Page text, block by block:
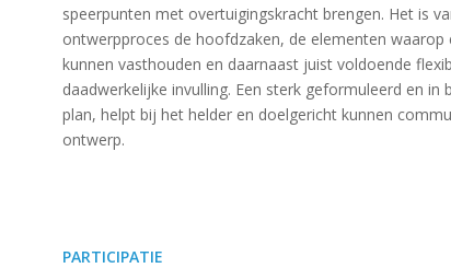
speerpunten met overtuigingskracht brengen. Het is
ontwerpproces de hoofdzaken, de elementen
kunnen vasthouden en daarnaast juist voldoende
daadwerkelijke invulling. Een sterk geformuleerd en in
plan, helpt bij het helder en doelgericht kunnen
ontwerp.
PARTICIPATIE